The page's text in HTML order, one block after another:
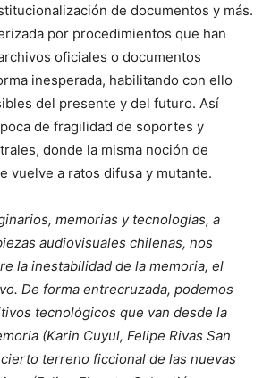
de documentos y más.
por procedimientos que han
oficiales o documentos
inesperada, habilitando con ello
del presente y del futuro. Así
de fragilidad de soportes y
donde la misma noción de
vuelve a ratos difusa y mutante.
memorias y tecnologías, a
audiovisuales chilenas, nos
la inestabilidad de la memoria, el
De forma entrecruzada, podemos
tecnológicos que van desde la
(Karin Cuyul, Felipe Rivas San
terreno ficcional de las nuevas